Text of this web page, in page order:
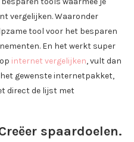
vergelijken. Waaronder
tool voor het besparen
En het werkt super
internet vergelijken, vult dan
gewenste internetpakket,
direct de lijst met
spaardoelen.